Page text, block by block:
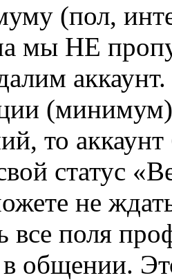
(пол,
мы НЕ
то
статус
не
все поля
в общении.